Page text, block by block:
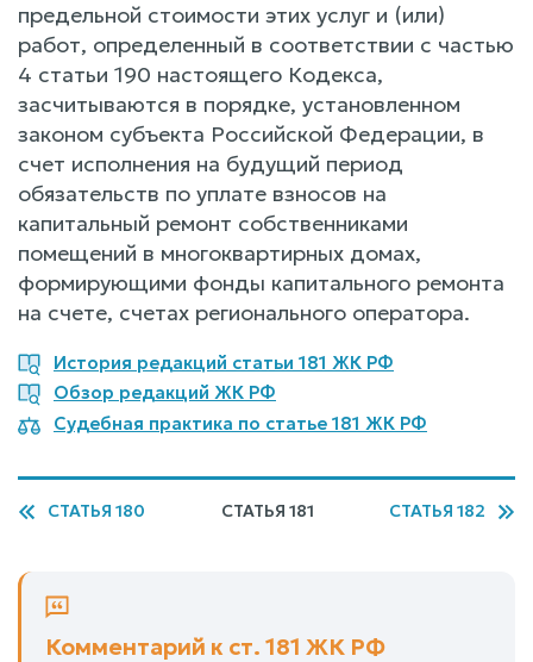
предельной стоимости этих услуг и (или)
работ, определенный в соответствии с частью
4 статьи 190 настоящего Кодекса,
засчитываются в порядке, установленном
законом субъекта Российской Федерации, в
счет исполнения на будущий период
обязательств по уплате взносов на
капитальный ремонт собственниками
помещений в многоквартирных домах,
формирующими фонды капитального ремонта
на счете, счетах регионального оператора.
История редакций статьи 181 ЖК РФ
Обзор редакций ЖК РФ
Судебная практика по статье 181 ЖК РФ
СТАТЬЯ 180 СТАТЬЯ 181 СТАТЬЯ 182
Комментарий к ст. 181 ЖК РФ